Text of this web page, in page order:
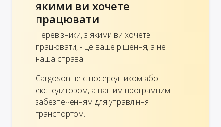
якими ви хочете
працювати
Перевізники, з якими ви хочете
працювати, - це ваше рішення, а не
наша справа.
Cargoson не є посередником або
експедитором, а вашим програмним
забезпеченням для управління
транспортом.